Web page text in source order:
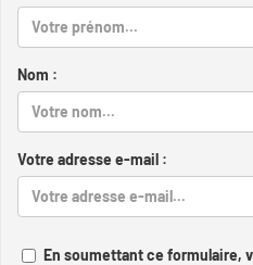
Nom :
Votre adresse e-mail :
En soumettant ce formulaire,